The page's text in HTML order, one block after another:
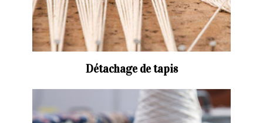
Détachage de tapis